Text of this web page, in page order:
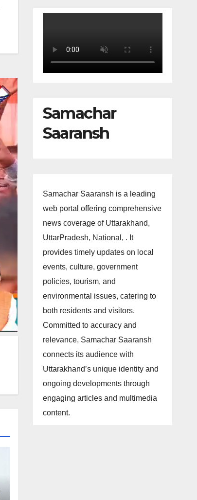
Samachar
Saaransh
Samachar Saaransh is a leading
web portal offering comprehensive
news coverage of Uttarakhand,
UttarPradesh, National, . It
provides timely updates on local
events, culture, government
policies, tourism, and
environmental issues, catering to
both residents and visitors.
Committed to accuracy and
relevance, Samachar Saaransh
connects its audience with
Uttarakhand’s unique identity and
ongoing developments through
engaging articles and multimedia
content.